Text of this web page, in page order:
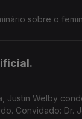
sobre o
Justin Welby
Convidado: Dr.